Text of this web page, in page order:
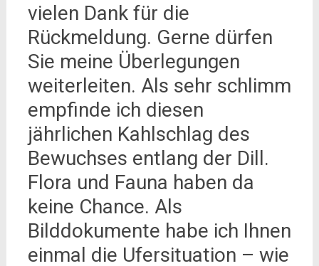
vielen Dank für die
Rückmeldung. Gerne dürfen
Sie meine Überlegungen
weiterleiten. Als sehr schlimm
empfinde ich diesen
jährlichen Kahlschlag des
Bewuchses entlang der Dill.
Flora und Fauna haben da
keine Chance. Als
Bilddokumente habe ich Ihnen
einmal die Ufersituation – wie